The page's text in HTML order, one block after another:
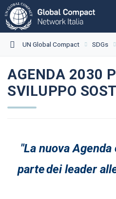
UN Global Compact SDGs
AGENDA 2030
SVILUPPO
"La nuova
partedei leader